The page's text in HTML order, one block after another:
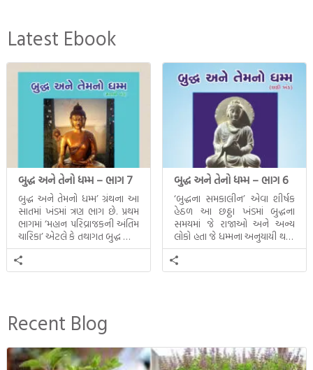
Latest Ebook
બુદ્ધ અને તેનો ધમ્મ – ભાગ 7
બુદ્ધ અને તેમનો ધમ્મ’ ગ્રંથના આ
સાતમાં ખંડમાં ત્રણ ભાગ છે. પ્રથમ
ભાગમાં ‘મહાન પરિવ્રાજકની અંતિમ
ચારિકા’ એટલે કે તથાગત બુદ્ધ સાથે
સતત પરિભ્રમણ કરતા સહચારીઓ
સાથે ફરી એકવારની
મુલાકાત, બીજા ભાગમાં તથાગતે
ઉત્તરાધિકારી તરીકે સ્થાપે છે તે
દૃશ્યો અંકિત થયાં છે. ટૂંકમાં બુદ્ધનાં
જીવનના અંતિમ દિવસોની યાત્રાનો
પરિપાક જોવા મળે […]
બુદ્ધ અને તેનો ધમ્મ – ભાગ 6
‘બુદ્ધના સમકાલીન’ એવા શીર્ષક
હેઠળ આ છઠ્ઠા ખંડમાં બુદ્ધના
સમયમાં જે રાજાઓ અને અન્ય
લોકો હતા જે ધમ્મના અનુયાયી થયા.
તેમનો અને બુદ્ધ વચ્ચે થયેલો
સત્સંગ વીશે જાણકારી મળે છે.
Recent Blog